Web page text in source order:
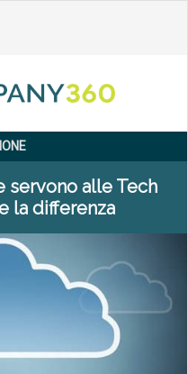
servono alle Tech
la differenza